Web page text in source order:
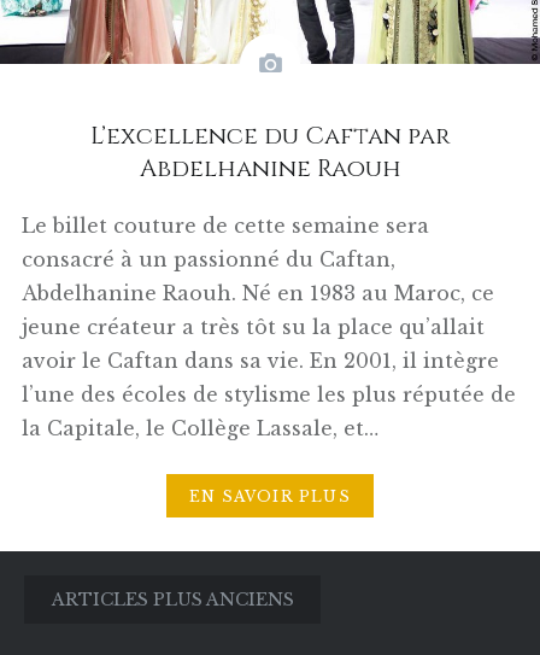
L’excellence du Caftan par
Abdelhanine Raouh
Le billet couture de cette semaine sera
consacré à un passionné du Caftan,
Abdelhanine Raouh. Né en 1983 au Maroc, ce
jeune créateur a très tôt su la place qu’allait
avoir le Caftan dans sa vie. En 2001, il intègre
l’une des écoles de stylisme les plus réputée de
la Capitale, le Collège Lassale, et…
EN SAVOIR PLUS
Navigation
ARTICLES PLUS ANCIENS